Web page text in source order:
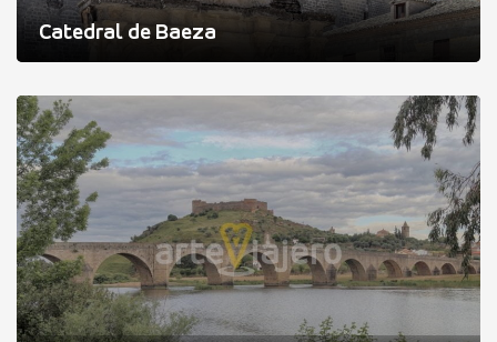
Catedral de Baeza